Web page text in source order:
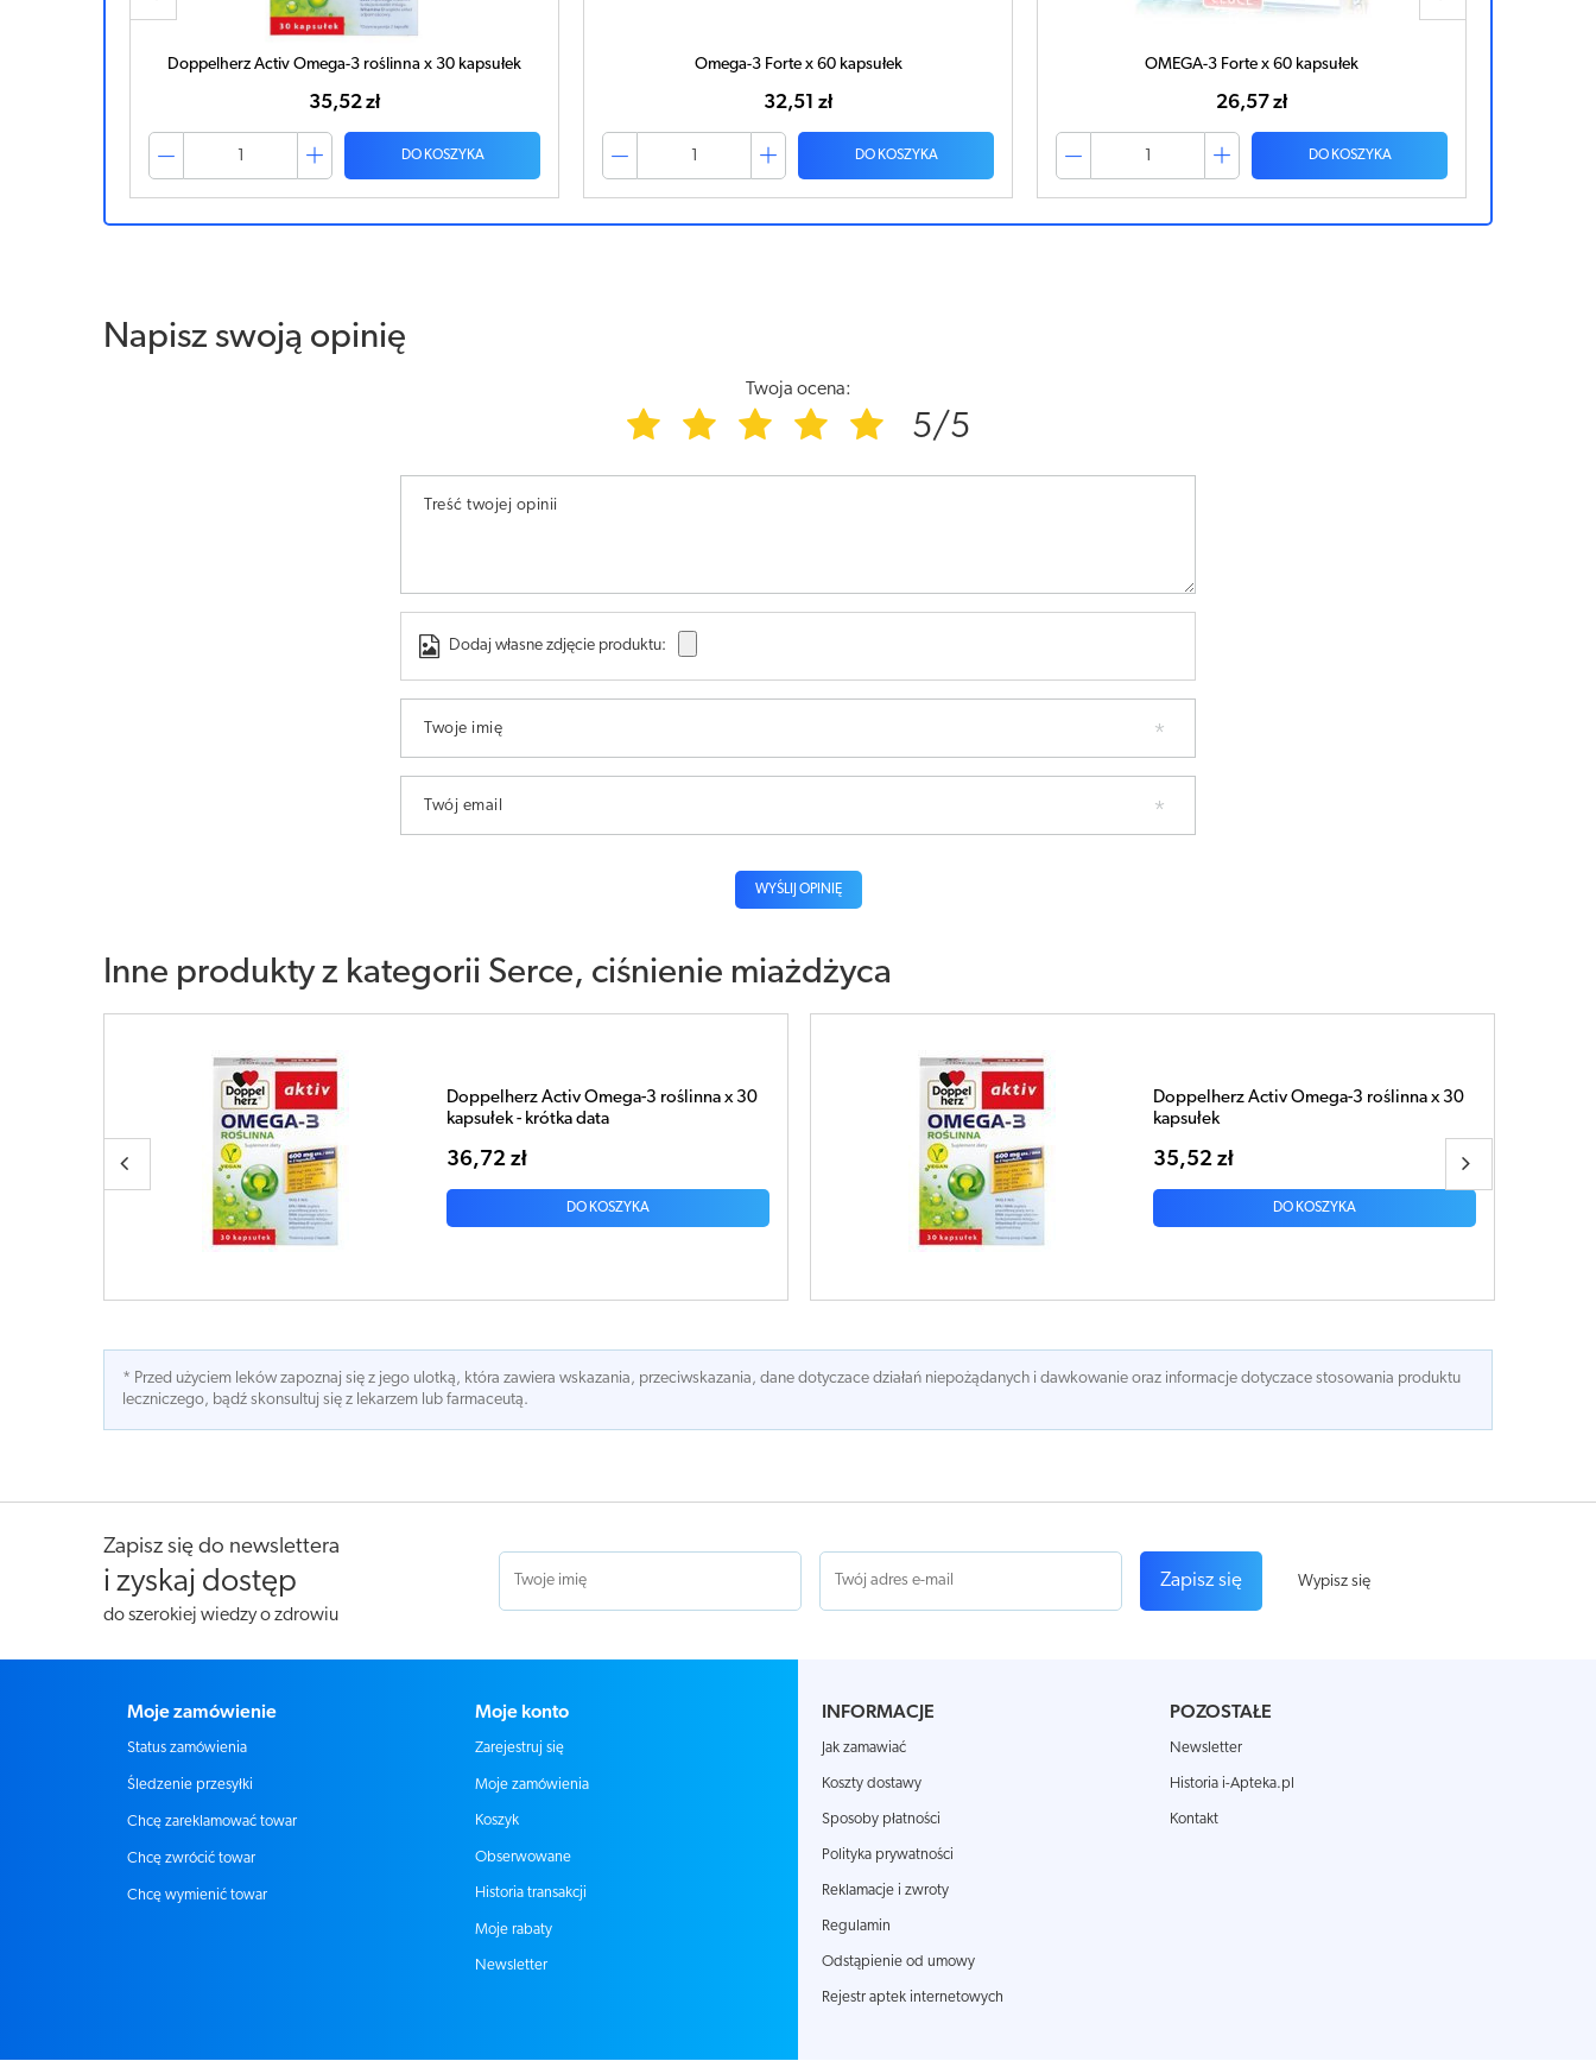
Doppelherz Activ Omega-3 roślinna x 30 kapsułek
35,52 zł
DO KOSZYKA
Omega-3 Forte x 60 kapsułek
32,51 zł
DO KOSZYKA
OMEGA-3 Forte x 60 kapsułek
26,57 zł
DO KOSZYKA
Napisz swoją opinię
Twoja ocena:
5/5
Treść twojej opinii
Dodaj własne zdjęcie produktu:
Twoje imię
Twój email
WYŚLIJ OPINIĘ
Inne produkty z kategorii Serce, ciśnienie miażdżyca
Doppelherz Activ Omega-3 roślinna x 30
kapsułek
35,52 zł
DO KOSZYKA
Doppelherz aktiv Na serce EPA+DHA x 30
kapsułek
24,77 zł
DO KOSZYKA
* Przed użyciem leków zapoznaj się z jego ulotką, która zawiera wskazania, przeciwskazania, dane dotyczace działań niepożądanych i dawkowanie oraz informacje dotyczace stosowania produktu
leczniczego, bądź skonsultuj się z lekarzem lub farmaceutą.
Zapisz się do newslettera
i zyskaj dostęp
do szerokiej wiedzy o zdrowiu
Zapisz się Wypisz się
Moje zamówienie
Status zamówienia
Śledzenie przesyłki
Chcę zareklamować towar
Chcę zwrócić towar
Chcę wymienić towar
Moje konto
Zarejestruj się
Moje zamówienia
Koszyk
Obserwowane
Historia transakcji
Moje rabaty
Newsletter
INFORMACJE
Jak zamawiać
Koszty dostawy
Sposoby płatności
Polityka prywatności
Reklamacje i zwroty
Regulamin
Odstąpienie od umowy
Rejestr aptek internetowych
POZOSTAŁE
Newsletter
Historia i-Apteka.pl
Kontakt